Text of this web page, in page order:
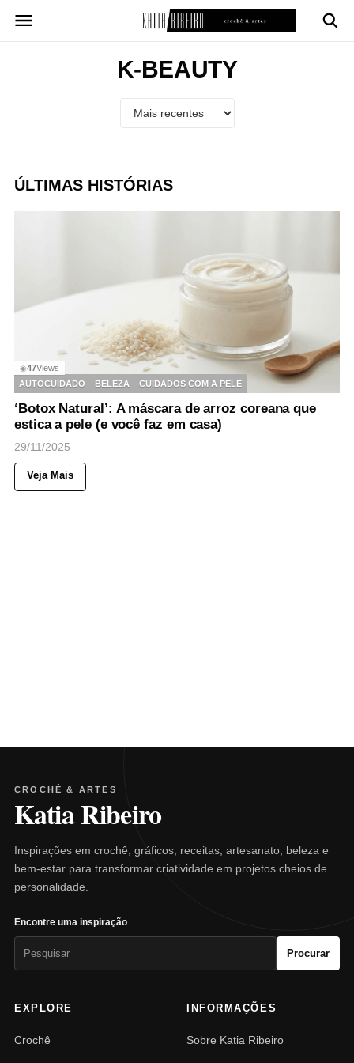
para
K-BEAUTY
ÚLTIMAS HISTÓRIAS
◉47Views
AUTOCUIDADO
BELEZA CUIDADOS COM A PELE
‘Botox Natural’: A máscara de arroz coreana que
estica a pele (e você faz em casa)
29/11/2025
Veja Mais
CROCHÊ & ARTES
Katia Ribeiro
Inspirações em crochê, gráficos, receitas, artesanato, beleza e
bem-estar para transformar criatividade em projetos cheios de
personalidade.
Encontre uma inspiração
Procurar
EXPLORE
Crochê
INFORMAÇÕES
Sobre Katia Ribeiro